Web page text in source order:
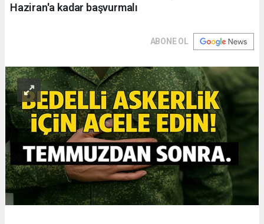
Haziran'a kadar başvurmalı
ABONE OL